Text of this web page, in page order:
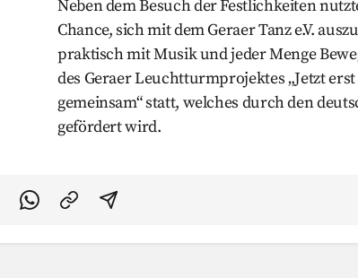
Neben dem Besuch der Festlichkeiten
Chance, sich mit dem Geraer Tanz e.V.
praktisch mit Musik und jeder Menge
des Geraer Leuchtturmprojektes „Jetzt
gemeinsam“ statt, welches durch den
gefördert wird.